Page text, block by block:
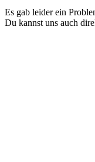
Es gab leider ein
Du kannst uns auch